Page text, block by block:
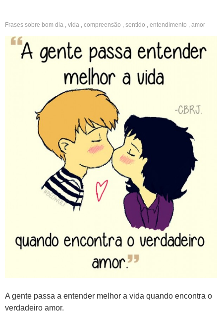
Frases sobre bom dia , vida , compreensão , sentido , entendimento , amor
A gente passa a entender melhor a vida quando encontra o
verdadeiro amor.